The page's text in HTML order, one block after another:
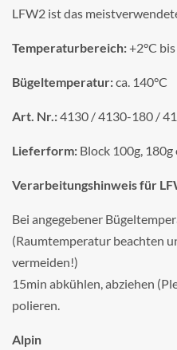
LFW2 ist das
Temperaturbereich:+2°C
Bügeltemperatur:ca. 140°C
Art. Nr.:4130 / 4130-180 /
Lieferform: Block 100g,
Verarbeitungshinweis für
Bei angegebener
(Raumtemperatur beachten
vermeiden!)
15min abkühlen, abziehen
polieren.
Alpin